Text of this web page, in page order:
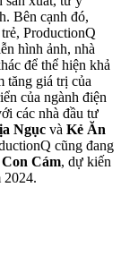
Bên cạnh đó,
ProductionQ
hình ảnh, nhà
để thể hiện khả
tăng giá trị của
của ngành điện
các nhà đầu tư
Ngục và Kẻ Ăn
cũng đang
Con Cám, dự kiến
2024.